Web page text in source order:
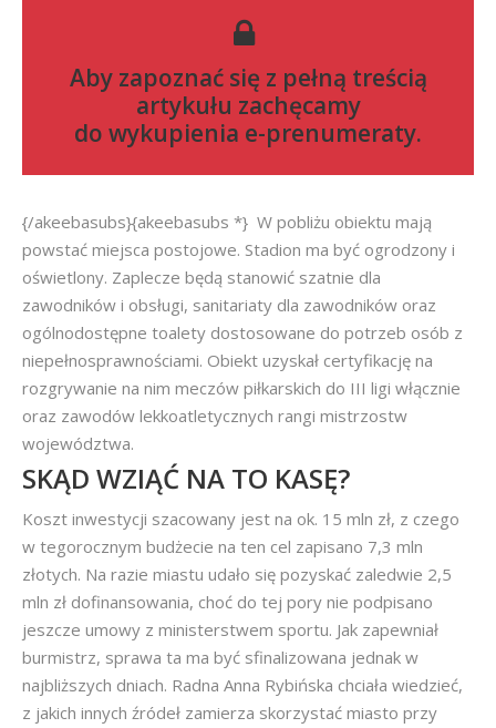
Aby zapoznać się z pełną treścią
artykułu zachęcamy
do wykupienia e-prenumeraty.
{/akeebasubs}{akeebasubs *} W pobliżu obiektu mają
powstać miejsca postojowe. Stadion ma być ogrodzony i
oświetlony. Zaplecze będą stanowić szatnie dla
zawodników i obsługi, sanitariaty dla zawodników oraz
ogólnodostępne toalety dostosowane do potrzeb osób z
niepełnosprawnościami. Obiekt uzyskał certyfikację na
rozgrywanie na nim meczów piłkarskich do III ligi włącznie
oraz zawodów lekkoatletycznych rangi mistrzostw
województwa.
SKĄD WZIĄĆ NA TO KASĘ?
Koszt inwestycji szacowany jest na ok. 15 mln zł, z czego
w tegorocznym budżecie na ten cel zapisano 7,3 mln
złotych. Na razie miastu udało się pozyskać zaledwie 2,5
mln zł dofinansowania, choć do tej pory nie podpisano
jeszcze umowy z ministerstwem sportu. Jak zapewniał
burmistrz, sprawa ta ma być sfinalizowana jednak w
najbliższych dniach. Radna Anna Rybińska chciała wiedzieć,
z jakich innych źródeł zamierza skorzystać miasto przy